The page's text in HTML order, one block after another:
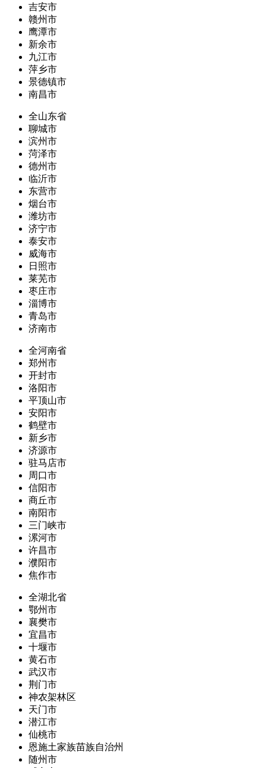
吉安市
赣州市
鹰潭市
新余市
九江市
萍乡市
景德镇市
南昌市
全山东省
聊城市
滨州市
菏泽市
德州市
临沂市
东营市
烟台市
潍坊市
济宁市
泰安市
威海市
日照市
莱芜市
枣庄市
淄博市
青岛市
济南市
全河南省
郑州市
开封市
洛阳市
平顶山市
安阳市
鹤壁市
新乡市
济源市
驻马店市
周口市
信阳市
商丘市
南阳市
三门峡市
漯河市
许昌市
濮阳市
焦作市
全湖北省
鄂州市
襄樊市
宜昌市
十堰市
黄石市
武汉市
荆门市
神农架林区
天门市
潜江市
仙桃市
恩施土家族苗族自治州
随州市